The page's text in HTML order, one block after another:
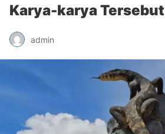
Karya-karya Tersebut
admin